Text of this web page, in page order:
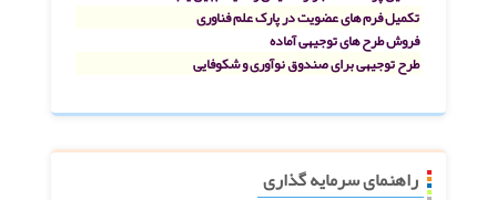
تکمیل فرم های عضویت در پارک علم فناوری
فروش طرح های توجیهی آماده
طرح توجیهی برای صندوق نوآوری و شکوفایی
راهنمای سرمایه گذاری